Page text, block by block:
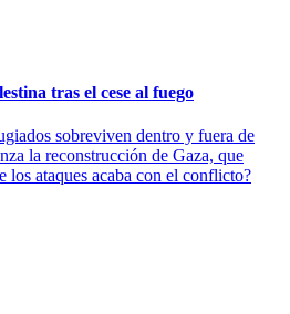
tras el cese al fuego
sobreviven dentro y fuera de
la reconstrucción de Gaza, que
los ataques acaba con el conflicto?